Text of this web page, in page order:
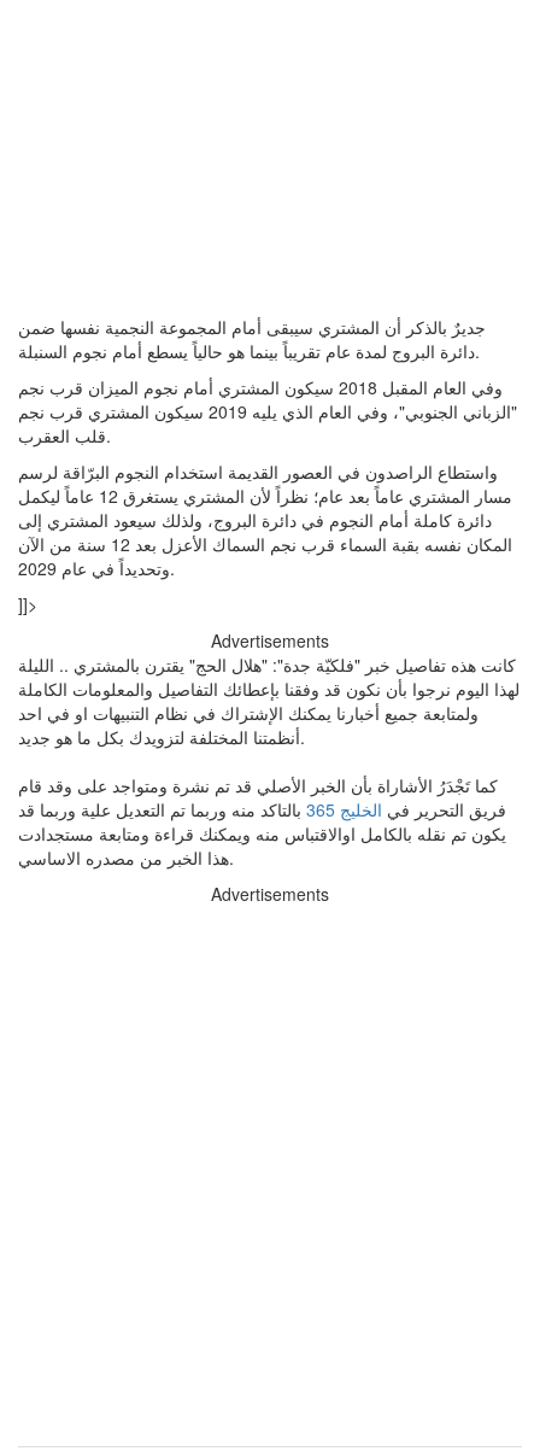
جديرٌ بالذكر أن المشتري سيبقى أمام المجموعة النجمية نفسها ضمن
دائرة البروج لمدة عام تقريباً بينما هو حالياً يسطع أمام نجوم السنبلة.
وفي العام المقبل 2018 سيكون المشتري أمام نجوم الميزان قرب نجم
"الزباني الجنوبي"، وفي العام الذي يليه 2019 سيكون المشتري قرب نجم
قلب العقرب.
واستطاع الراصدون في العصور القديمة استخدام النجوم البرّاقة لرسم
مسار المشتري عاماً بعد عام؛ نظراً لأن المشتري يستغرق 12 عاماً ليكمل
دائرة كاملة أمام النجوم في دائرة البروج، ولذلك سيعود المشتري إلى
المكان نفسه بقبة السماء قرب نجم السماك الأعزل بعد 12 سنة من الآن
وتحديداً في عام 2029.
]]>
Advertisements
كانت هذه تفاصيل خبر "فلكيّة جدة": "هلال الحج" يقترن بالمشتري .. الليلة
لهذا اليوم نرجوا بأن نكون قد وفقنا بإعطائك التفاصيل والمعلومات الكاملة
ولمتابعة جميع أخبارنا يمكنك الإشتراك في نظام التنبيهات او في احد
أنظمتنا المختلفة لتزويدك بكل ما هو جديد.
كما تَجْدَرُ الأشاراة بأن الخبر الأصلي قد تم نشرة ومتواجد على وقد قام
فريق التحرير في الخليج 365
بالتاكد منه وربما تم التعديل علية وربما قد
يكون تم نقله بالكامل اوالاقتباس منه ويمكنك قراءة ومتابعة مستجدادت
هذا الخبر من مصدره الاساسي.
Advertisements